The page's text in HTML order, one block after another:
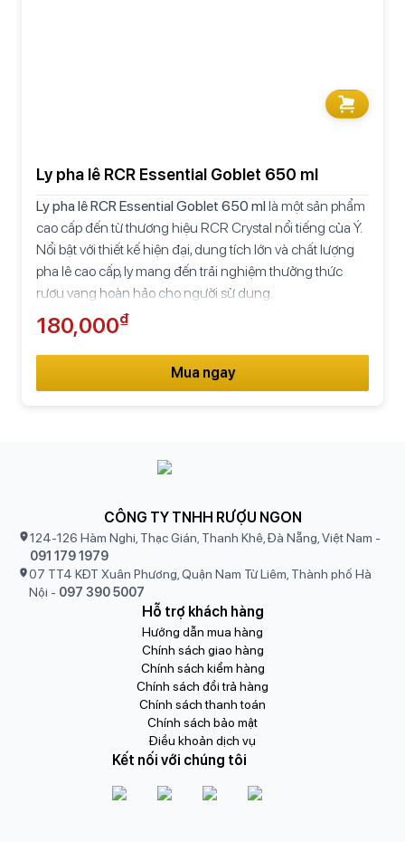
Ly pha lê RCR Essential Goblet 650 ml
Ly pha lê RCR Essential Goblet 650 ml là một sản phẩm
cao cấp đến từ thương hiệu RCR Crystal nổi tiếng của Ý.
Nổi bật với thiết kế hiện đại, dung tích lớn và chất lượng
pha lê cao cấp, ly mang đến trải nghiệm thưởng thức
rượu vang hoàn hảo cho người sử dụng.
180,000₫
Mua ngay
CÔNG TY TNHH RƯỢU NGON
124-126 Hàm Nghi, Thạc Gián, Thanh Khê, Đà Nẵng, Việt Nam -
091 179 1979
07 TT4 KĐT Xuân Phương, Quận Nam Từ Liêm, Thành phố Hà
Nội - 097 390 5007
Hỗ trợ khách hàng
Hướng dẫn mua hàng
Chính sách giao hàng
Chính sách kiểm hàng
Chính sách đổi trả hàng
Chính sách thanh toán
Chính sách bảo mật
Điều khoản dịch vụ
Kết nối với chúng tôi